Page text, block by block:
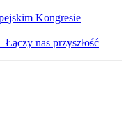
Kongresie
Łączy nas przyszłość